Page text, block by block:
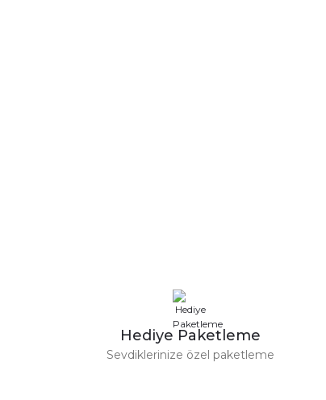
Hediye Paketleme
Sevdiklerinize özel paketleme